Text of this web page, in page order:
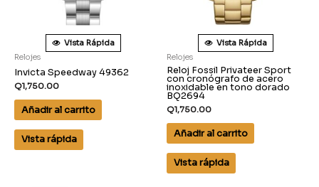
Vista Rápida
Relojes
Invicta Speedway 49362
Q1,750.00
Añadir al carrito
Vista rápida
Vista Rápida
Relojes
Reloj Fossil Privateer Sport
con cronógrafo de acero
inoxidable en tono dorado
BQ2694
Q1,750.00
Añadir al carrito
Vista rápida